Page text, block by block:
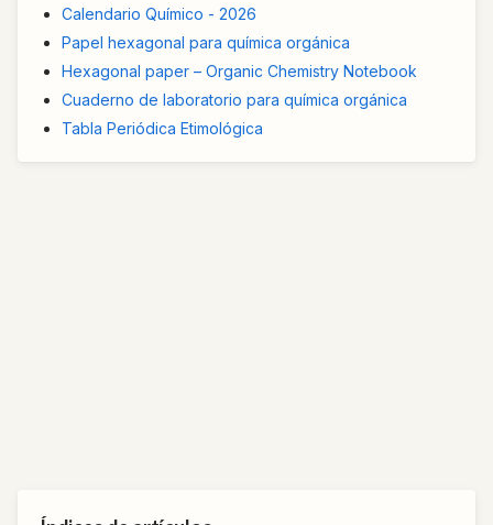
Calendario Químico - 2026
Papel hexagonal para química orgánica
Hexagonal paper – Organic Chemistry Notebook
Cuaderno de laboratorio para química orgánica
Tabla Periódica Etimológica